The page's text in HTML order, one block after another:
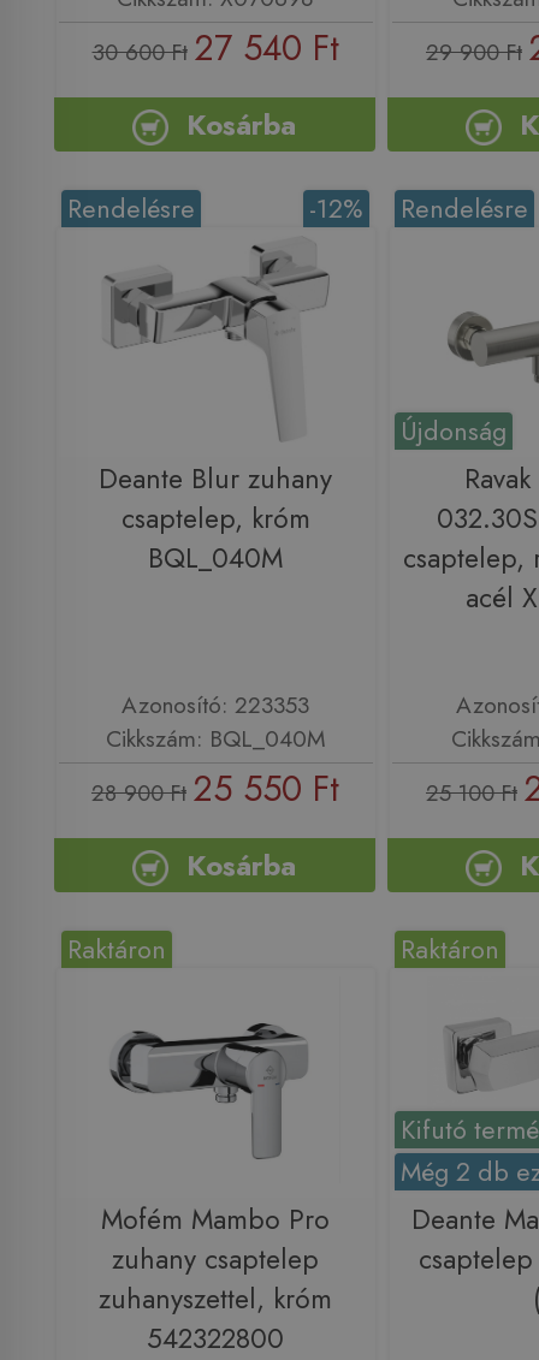
30 600 Ft 27 540 Ft
Kosárba
29 900 Ft
-12%
Rendelésre
Deante Blur zuhany
csaptelep, króm
BQL_040M
Azonosító: 223353
Cikkszám: BQL_040M
28 900 Ft 25 550 Ft
Kosárba
Újdonság
Rendelésre
csaptelep,
acél
25 100 Ft
Raktáron
Mofém Mambo Pro
zuhany csaptelep
zuhanyszettel, króm
542322800
Kifutó
Még 2 db
Raktáron
Deante